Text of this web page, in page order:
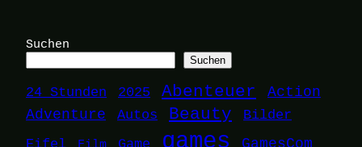
Suchen
Suchen
24 Stunden 2025 Abenteuer
Action
Adventure
Autos Beauty
Bilder
Eifel
Film Game games GamesCom